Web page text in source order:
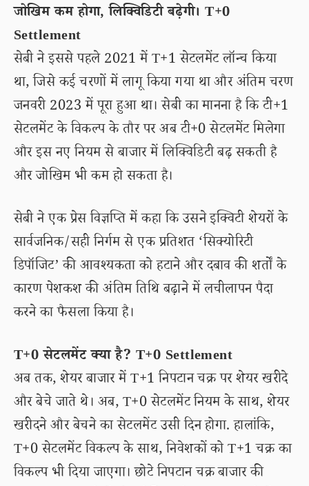
जोखिम कम होगा, लिक्विडिटी बढ़ेगी। T+0
Settlement
सेबी ने इससे पहले 2021 में T+1 सेटलमेंट लॉन्च किया
था, जिसे कई चरणों में लागू किया गया था और अंतिम चरण
जनवरी 2023 में पूरा हुआ था। सेबी का मानना है कि टी+1
सेटलमेंट के विकल्प के तौर पर अब टी+0 सेटलमेंट मिलेगा
और इस नए नियम से बाजार में लिक्विडिटी बढ़ सकती है
और जोखिम भी कम हो सकता है।
सेबी ने एक प्रेस विज्ञप्ति में कहा कि उसने इक्विटी शेयरों के
सार्वजनिक/सही निर्गम से एक प्रतिशत ‘सिक्योरिटी
डिपॉजिट’ की आवश्यकता को हटाने और दबाव की शर्तों के
कारण पेशकश की अंतिम तिथि बढ़ाने में लचीलापन पैदा
करने का फैसला किया है।
T+0 सेटलमेंट क्या है? T+0 Settlement
अब तक, शेयर बाजार में T+1 निपटान चक्र पर शेयर खरीदे
और बेचे जाते थे। अब, T+0 सेटलमेंट नियम के साथ, शेयर
खरीदने और बेचने का सेटलमेंट उसी दिन होगा. हालांकि,
T+0 सेटलमेंट विकल्प के साथ, निवेशकों को T+1 चक्र का
विकल्प भी दिया जाएगा। छोटे निपटान चक्र बाजार की